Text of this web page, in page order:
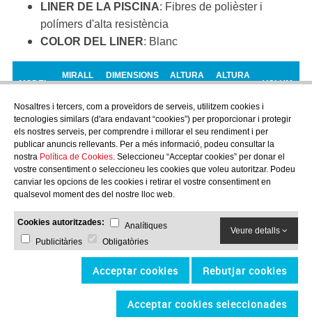
LINER DE LA PISCINA: Fibres de polièster i
polímers d'alta resistència
COLOR DEL LINER: Blanc
MODEL
MIRALL
DIMENSIONS
ALTURA
ALTURA
VOLUM
CITY 24 2 X 4 m 2,5 X 4,5 m 1,2 m 1,27 m 9,6m3
CITY 25 2 X 5 m 2,5 X 5,5 m 1,2 m 1,27 m 12
CITY 35 3 X 5 m 3,5 X 5,5 m 1,2 m 1,27 m 18m3
CITY 36 3 X 6 m 3,5 X 6,5 m
CITY 37 3 X 7 m 3,5 X 7,5 m 1,2 m 1,27 m 25,2m3
CITY 48 4 X 8 m 4,5 X 8,5 m
Nosaltres i tercers, com a proveïdors de serveis, utilitzem cookies i
tecnologies similars (d'ara endavant “cookies”) per proporcionar i protegir
els nostres serveis, per comprendre i millorar el seu rendiment i per
publicar anuncis rellevants. Per a més informació, podeu consultar la
nostra Política de Cookies. Seleccioneu “Acceptar cookies” per donar el
vostre consentiment o seleccioneu les cookies que voleu autoritzar. Podeu
canviar les opcions de les cookies i retirar el vostre consentiment en
qualsevol moment des del nostre lloc web.
Cookies autoritzades:
Analítiques
Publicitàries
Obligatòries
Veure detalls
Acceptar cookies Rebutjar cookies
Acceptar cookies seleccionades